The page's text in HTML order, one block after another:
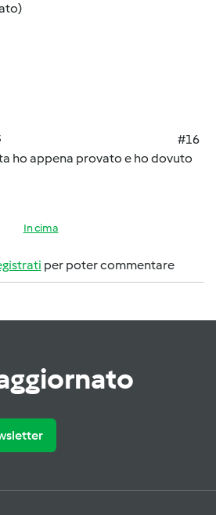
#16
ho appena provato e ho dovuto
In cima
per poter commentare